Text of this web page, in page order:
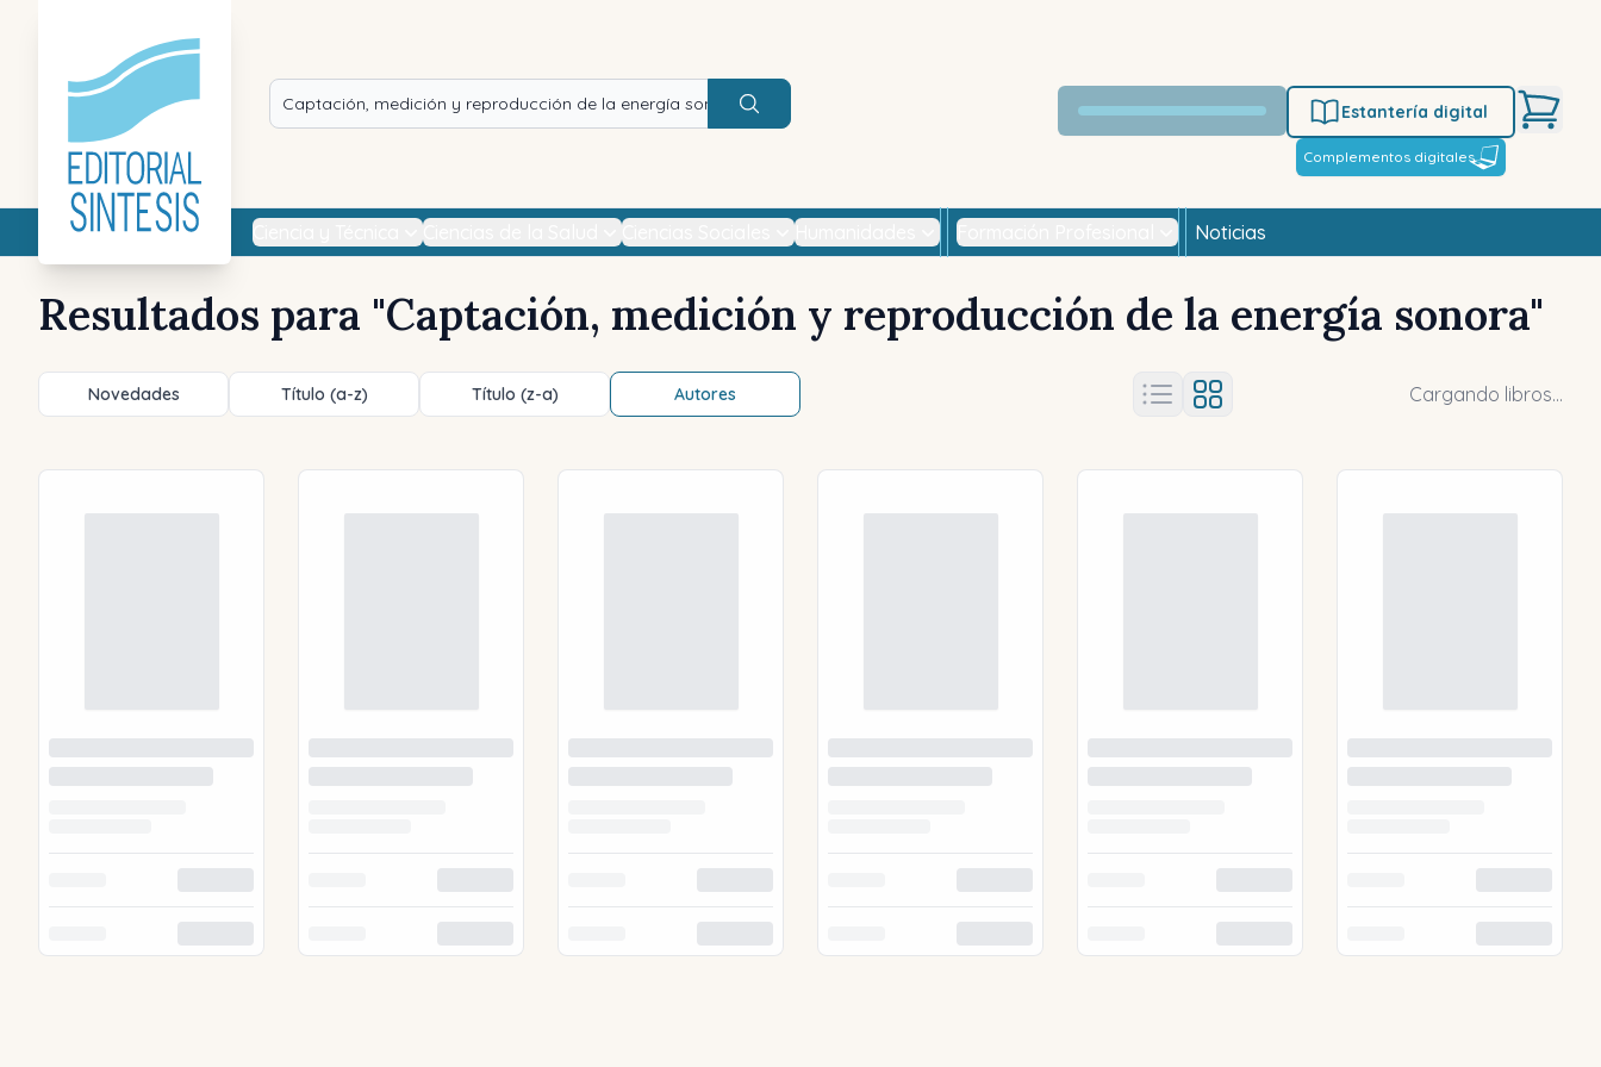
Buscar
Estantería digital
Complementos digitales
Noticias
Resultados para "Captación, medición y reproducción de la energía sonora"
Novedades Título (a-z) Título (z-a) Autores Cargando libros...